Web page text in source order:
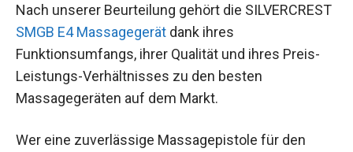
Nach unserer Beurteilung gehört die SILVERCREST
SMGB E4 Massagegerät dank ihres
Funktionsumfangs, ihrer Qualität und ihres Preis-
Leistungs-Verhältnisses zu den besten
Massagegeräten auf dem Markt.
Wer eine zuverlässige Massagepistole für den